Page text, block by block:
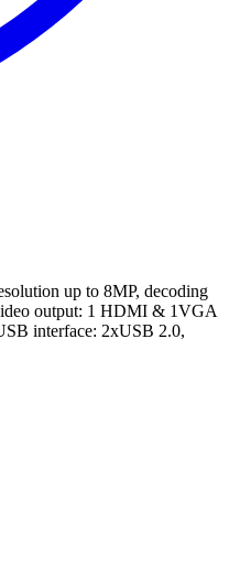
up to 8MP, decoding
output: 1 HDMI & 1VGA
interface: 2xUSB 2.0,